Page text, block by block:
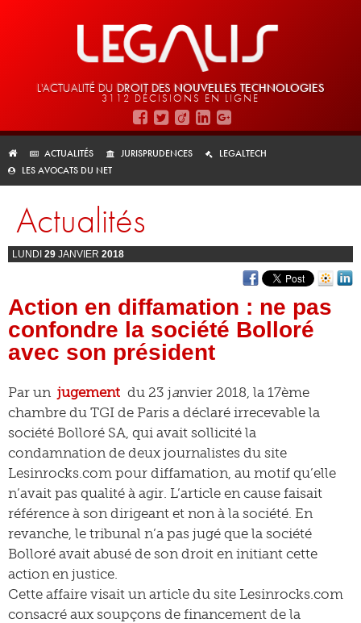
L'ACTUALITÉ DU DROIT DES NOUVELLES TECHNOLOGIES
3112 DÉCISIONS EN LIGNE
ACTUALITÉS JURISPRUDENCES
LEGALTECH
LES AVOCATS DU NET
Actualités
LUNDI 29 JANVIER 2018
Action en diffamation : ne pas
confondre la société Bolloré
avec son président
Par un jugement du 23 janvier 2018, la 17ème
chambre du TGI de Paris a déclaré irrecevable la
société Bolloré SA, qui avait sollicité la
condamnation de deux journalistes du site
Lesinrocks.com pour diffamation, au motif qu’elle
n’avait pas qualité à agir. L’article en cause faisait
référence à son dirigeant et non à la société. En
revanche, le tribunal n’a pas jugé que la société
Bolloré avait abusé de son droit en initiant cette
action en justice.
Cette affaire visait un article du site Lesinrocks.com
consacré aux soupçons de financement de la